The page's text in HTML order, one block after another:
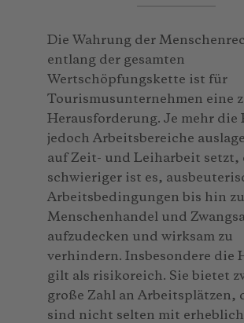
Die Wahrung der
entlang der gesamten
Wertschöpfungskette ist für
Tourismusunternehmen eine
Herausforderung. Je mehr die
jedoch Arbeitsbereiche
auf Zeit- und Leiharbeit setzt,
schwieriger ist es,
Arbeitsbedingungen bis hin zu
Menschenhandel und
aufzudecken und wirksam zu
verhindern. Insbesondere die
gilt als risikoreich. Sie bietet
große Zahl an Arbeitsplätzen,
sind nicht selten mit